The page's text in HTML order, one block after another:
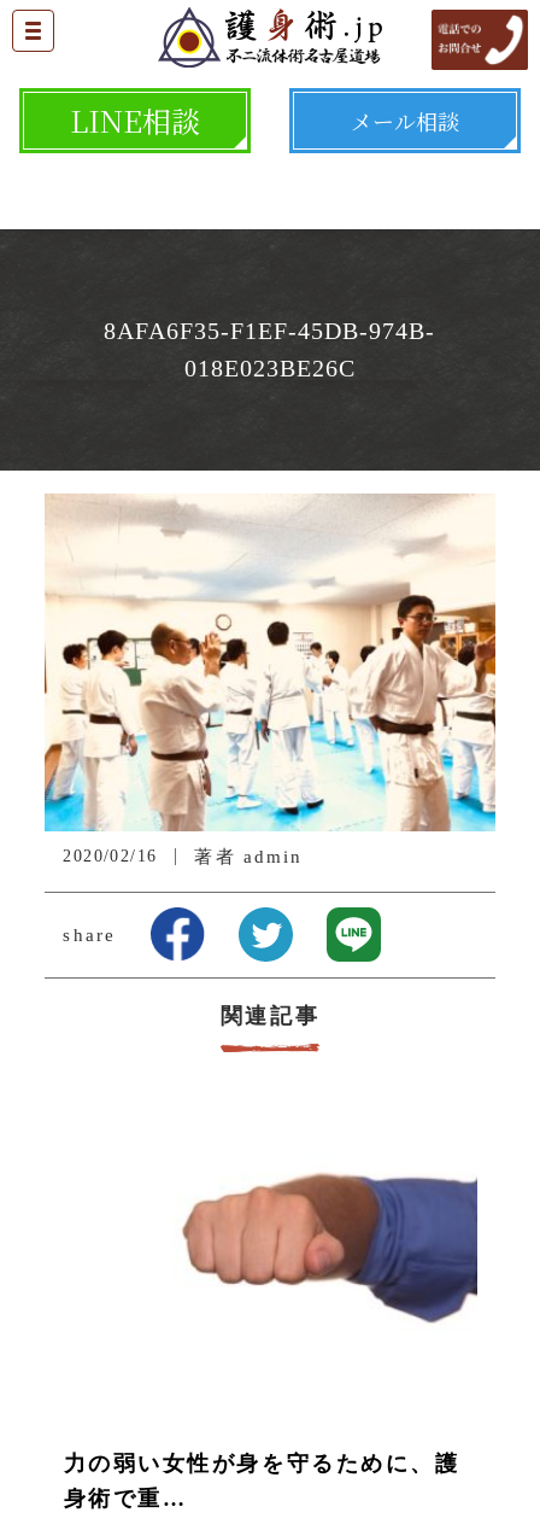
LINE相談 メール相談
8AFA6F35-F1EF-45DB-974B-
018E023BE26C
2020/02/16 著者 admin
share
関連記事
力の弱い女性が身を守るために、護
身術で重…